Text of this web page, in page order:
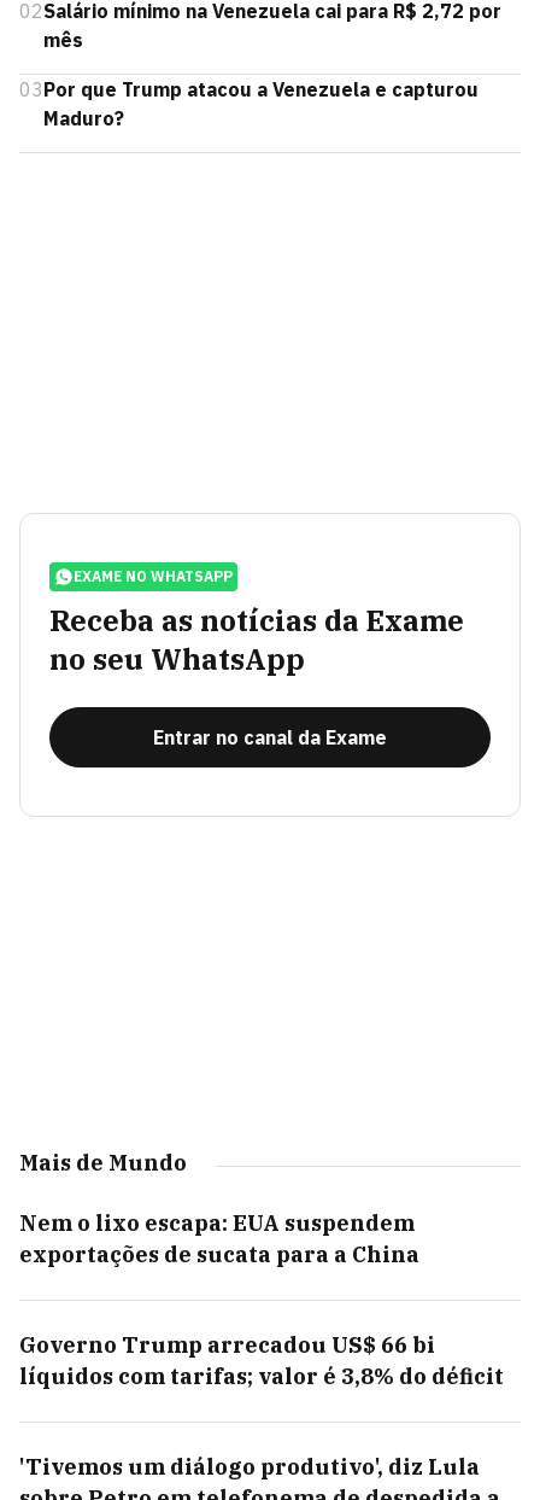
02Salário mínimo na Venezuela cai para R$ 2,72 por
mês
03Por que Trump atacou a Venezuela e capturou
Maduro?
EXAME NO WHATSAPP
Receba as notícias da Exame
no seu WhatsApp
Entrar no canal da Exame
Mais de Mundo
Nem o lixo escapa: EUA suspendem
exportações de sucata para a China
Governo Trump arrecadou US$ 66 bi
líquidos com tarifas; valor é 3,8% do déficit
'Tivemos um diálogo produtivo', diz Lula